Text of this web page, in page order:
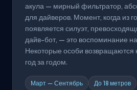
акула — мирный фильтратор,
для дайверов. Момент, когда из
появляется силуэт,
дайв-бот, — это воспоминание
Некоторые особи возвращаются
год за годом.
Март — Сентябрь До 18 метров